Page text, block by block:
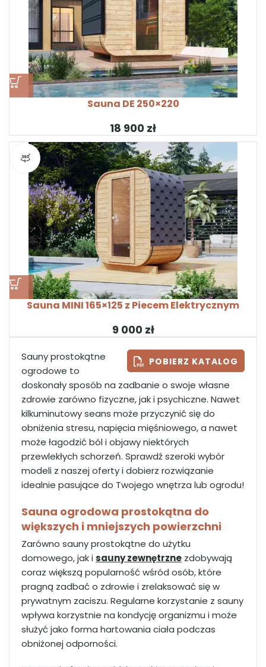
Sauna DE 250×220
zł
Widok produktu 360°
Sauna MINI 165×125 z Piecem Elektrycznym
zł
POBIERZ KATALOG
Sauny prostokątne
ogrodowe to
doskonały sposób na zadbanie o swoje własne
zdrowie zarówno fizyczne, jak i psychiczne. Nawet
kilkuminutowy seans może przyczynić się do
obniżenia stresu, napięcia mięśniowego, a nawet
może łagodzić ból i objawy niektórych
przewlekłych schorzeń. Sprawdź szeroki wybór
modeli z naszej oferty i dobierz rozwiązanie
idealnie pasujące do Twojego wnętrza lub ogrodu!
Sauna ogrodowa prostokątna do
większych i mniejszych powierzchni
Zarówno sauny prostokątne do użytku
domowego, jak isauny zewnętrzne zdobywają
coraz większą popularność wśród osób, które
pragną zadbać o zdrowie i zrelaksować się w
prywatnym zaciszu. Regularne korzystanie z sauny
wpływa korzystnie na kondycję organizmu i może
służyć jako forma hartowania ciała podczas
obniżonej odporności.